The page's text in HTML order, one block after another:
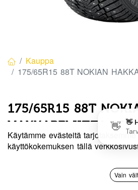
Hinta:
Kauppa
175/65R15 88T NOKIAN
175/65R15 88T
HAKKAPELIITTA 10
EAN:6419440324234 Tuotekoodi:
Käytämme evästeitä tarjotaksemme
käyttökokemuksen tällä
Vain